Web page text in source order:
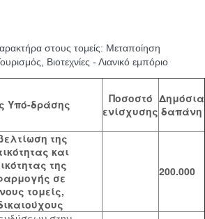
στους τομείς: Μεταποίηση
Βιοτεχνίες - Λιανικό εμπόριο
Υπό-δράσης
Ποσοστό
ενίσχυσης
Δημόσια
δαπάνη
της
και
της
σε
τομείς,
200.000